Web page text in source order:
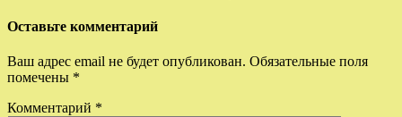
Оставьте комментарий
Ваш адрес email не будет опубликован. Обязательные поля
помечены *
Комментарий *